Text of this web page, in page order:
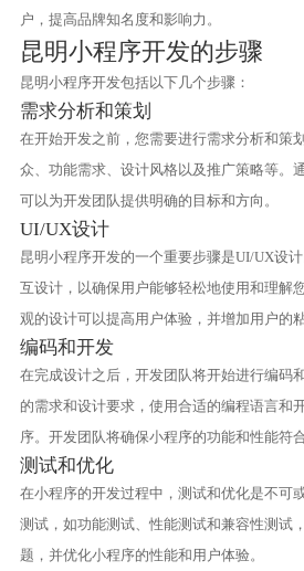
户，提高品牌知名度和影响力。
昆明小程序开发的步骤
昆明小程序开发包括以下几个步骤：
需求分析和策划
在开始开发之前，您需要进行需求分析和策
众、功能需求、设计风格以及推广策略等。
可以为开发团队提供明确的目标和方向。
UI/UX设计
昆明小程序开发的一个重要步骤是UI/UX设
互设计，以确保用户能够轻松地使用和理解
观的设计可以提高用户体验，并增加用户的粘
编码和开发
在完成设计之后，开发团队将开始进行编码
的需求和设计要求，使用合适的编程语言和
序。开发团队将确保小程序的功能和性能符
测试和优化
在小程序的开发过程中，测试和优化是不可
测试，如功能测试、性能测试和兼容性测试
题，并优化小程序的性能和用户体验。